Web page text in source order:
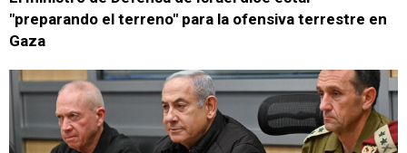
"preparando el terreno" para la ofensiva terrestre en
Gaza